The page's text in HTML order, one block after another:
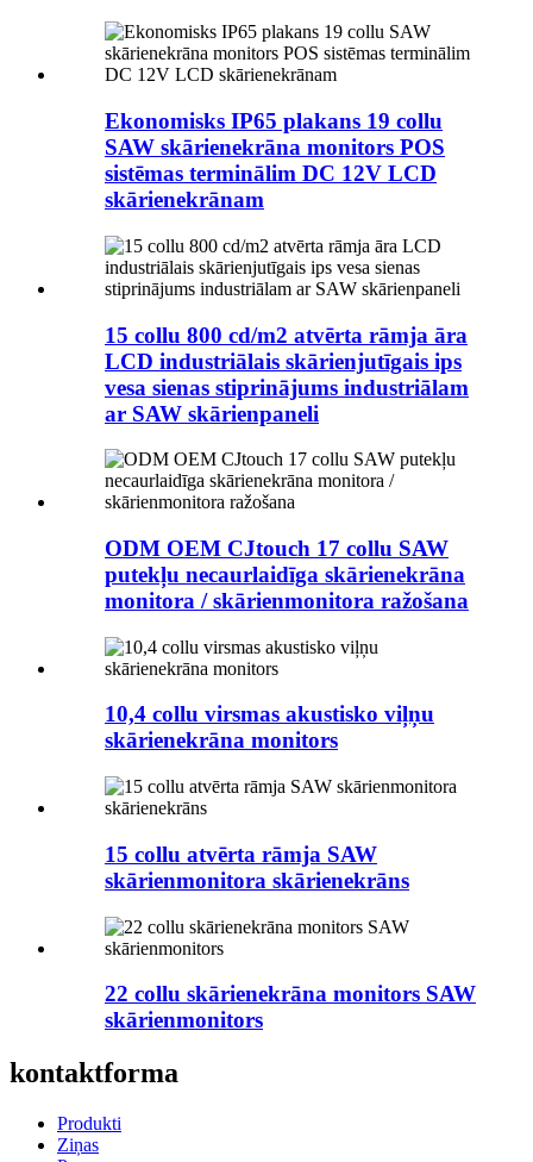
Ekonomisks IP65 plakans 19 collu
SAW skārienekrāna monitors POS
sistēmas terminālim DC 12V LCD
skārienekrānam
15 collu 800 cd/m2 atvērta rāmja āra
LCD industriālais skārienjutīgais ips
vesa sienas stiprinājums industriālam
ar SAW skārienpaneli
ODM OEM CJtouch 17 collu SAW
putekļu necaurlaidīga skārienekrāna
monitora / skārienmonitora ražošana
10,4 collu virsmas akustisko viļņu
skārienekrāna monitors
15 collu atvērta rāmja SAW
skārienmonitora skārienekrāns
22 collu skārienekrāna monitors SAW
skārienmonitors
kontaktforma
Produkti
Ziņas